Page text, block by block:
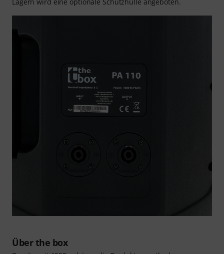
Lagern wird eine optionale Schutzhülle angeboten.
Über the box